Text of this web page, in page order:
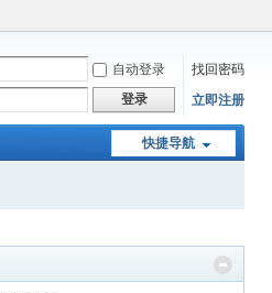
自动登录
找回密码
登录 立即注册
快捷导航